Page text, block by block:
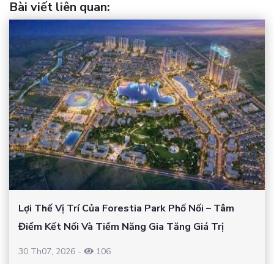
Bài viết liên quan:
Lợi Thế Vị Trí Của Forestia Park Phố Nối – Tâm
Điểm Kết Nối Và Tiềm Năng Gia Tăng Giá Trị
30 Th07, 2026 -
106